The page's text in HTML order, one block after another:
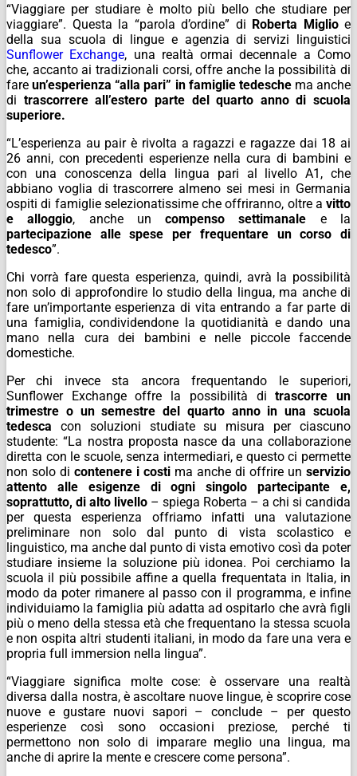
“Viaggiare per studiare è molto più bello che studiare per
viaggiare”. Questa la “parola d’ordine” di Roberta Miglioe
della sua scuola di lingue e agenzia di servizi linguistici
Sunflower Exchange, una realtà ormai decennale a Como
che, accanto ai tradizionali corsi, offre anche la possibilità di
fareun’esperienza “alla pari” in famiglie tedeschema anche
di trascorrere all’estero parte del quarto anno di scuola
superiore.
“L’esperienza au pairè rivolta a ragazzi e ragazze dai 18 ai
26 anni, con precedenti esperienze nella cura di bambini e
con una conoscenza della lingua pari al livello A1, che
abbiano voglia di trascorrere almeno sei mesi in Germania
ospiti di famiglie selezionatissime che offriranno, oltre a vitto
e alloggio, anche uncompenso settimanale e la
partecipazione alle spese per frequentare un corso di
tedesco”.
Chi vorrà fare questa esperienza, quindi, avrà la possibilità
non solo di approfondire lo studio della lingua, ma anche di
fare un’importante esperienza di vita entrando a far parte di
una famiglia, condividendone la quotidianità e dando una
mano nella cura dei bambini e nelle piccole faccende
domestiche.
Per chi invece sta ancora frequentando le superiori,
Sunflower Exchange offre la possibilità ditrascorre un
trimestre o un semestre del quarto anno in una scuola
tedesca con soluzioni studiate su misura per ciascuno
studente: “La nostra proposta nasce da una collaborazione
diretta con le scuole, senza intermediari, e questo ci permette
non solo di contenere i costi ma anche di offrire un servizio
attento alle esigenze di ogni singolo partecipante
e,
soprattutto, di alto livello – spiega Roberta – a chi si candida
per questa esperienza offriamo infatti una valutazione
preliminare non solo dal punto di vista scolastico e
linguistico, ma anche dal punto di vista emotivo così da poter
studiare insieme la soluzione più idonea. Poi cerchiamo la
scuola il più possibile affine a quella frequentata in Italia, in
modo da poter rimanere al passo con il programma, e infine
individuiamo la famiglia più adatta ad ospitarlo che avrà figli
più o meno della stessa età che frequentano la stessa scuola
e non ospita altri studenti italiani, in modo da fare una vera e
propria full immersion nella lingua”.
“Viaggiare significa molte cose: è osservare una realtà
diversa dalla nostra, è ascoltare nuove lingue, è scoprire cose
nuove e gustare nuovi sapori – conclude – per questo
esperienze così sono occasioni preziose, perché ti
permettono non solo di imparare meglio una lingua, ma
anche di aprire la mente e crescere come persona”.